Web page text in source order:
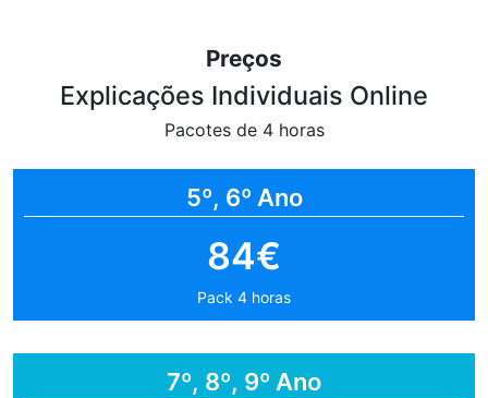
Preços
Explicações Individuais Online
Pacotes de 4 horas
5º, 6º Ano
84€
Pack 4 horas
7º, 8º, 9º Ano